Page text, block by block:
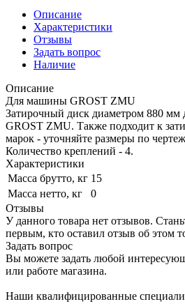
Описание
Характеристики
Отзывы
Задать вопрос
Наличие
Описание
Для машины GROST ZMU
Затирочный диск диаметром 880
GROST ZMU. Также подходит к
марок - уточняйте размеры по
Количество креплений - 4.
Характеристики
Масса брутто, кг 15
Масса нетто, кг
0
Отзывы
У данного товара нет отзывов.
первым, кто оставил отзыв об этом
Задать вопрос
Вы можете задать любой
или работе магазина.
Наши квалифицированные